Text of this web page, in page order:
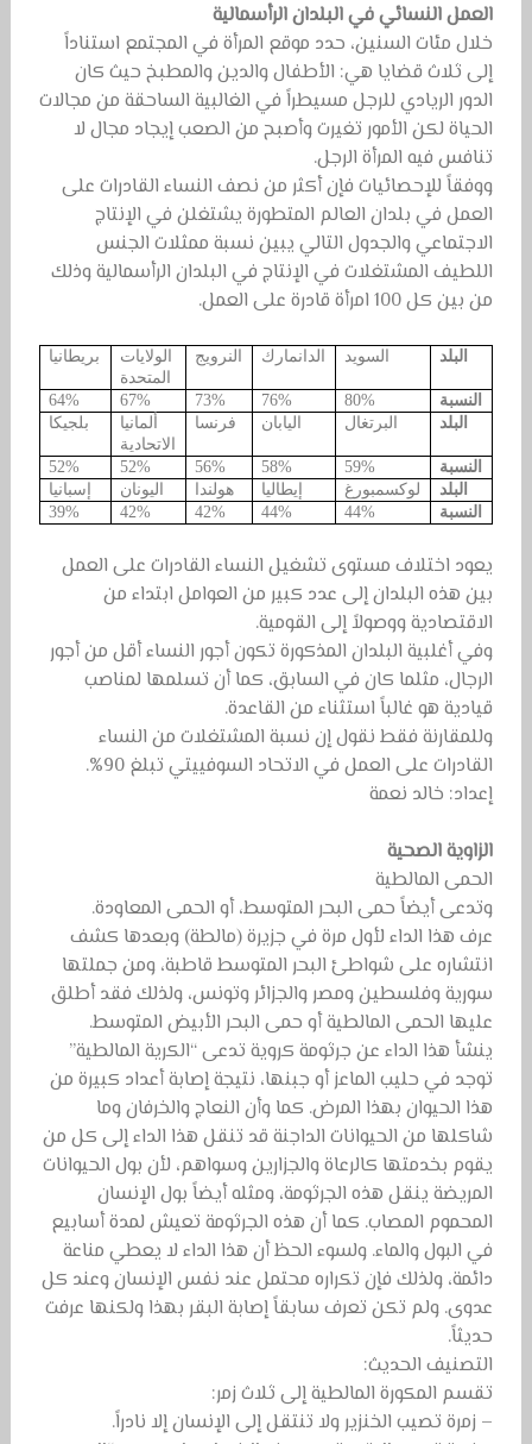
العمل النسائي في البلدان الرأسمالية
خلال مئات السنين، حدد موقع المرأة في المجتمع استناداً
إلى ثلاث قضايا هي: الأطفال والدين والمطبخ حيث كان
الدور الريادي للرجل مسيطراً في الغالبية الساحقة من مجالات
الحياة لكن الأمور تغيرت وأصبح من الصعب إيجاد مجال لا
تنافس فيه المرأة الرجل.
ووفقاً للإحصائيات فإن أكثر من نصف النساء القادرات على
العمل في بلدان العالم المتطورة يشتغلن في الإنتاج
الاجتماعي والجدول التالي يبين نسبة ممثلات الجنس
اللطيف المشتغلات في الإنتاج في البلدان الرأسمالية وذلك
من بين كل 100 امرأة قادرة على العمل.
البلد السويد الدانمارك النرويج
الولايات
المتحدة
بريطانيا
النسبة 80%
76%
73%
67%
64%
البلد
البرتغال اليابان فرنسا
ألمانيا
الاتحادية
بلجيكا
النسبة 59%
58%
56%
52%
52%
البلد
لوكسمبورغ إيطاليا هولندا اليونان
إسبانيا
النسبة
44%
44%
42%
42%
39%
يعود اختلاف مستوى تشغيل النساء القادرات على العمل
بين هذه البلدان إلى عدد كبير من العوامل ابتداء من
الاقتصادية ووصولاً إلى القومية.
وفي أغلبية البلدان المذكورة تكون أجور النساء أقل من أجور
الرجال، مثلما كان في السابق، كما أن تسلمها لمناصب
قيادية هو غالباً استثناء من القاعدة.
وللمقارنة فقط نقول إن نسبة المشتغلات من النساء
القادرات على العمل في الاتحاد السوفييتي تبلغ 90%.
إعداد: خالد نعمة
الزاوية الصحية
الحمى المالطية
وتدعى أيضاً حمى البحر المتوسط، أو الحمى المعاودة.
عرف هذا الداء لأول مرة في جزيرة (مالطة) وبعدها كشف
انتشاره على شواطئ البحر المتوسط قاطبة، ومن جملتها
سورية وفلسطين ومصر والجزائر وتونس، ولذلك فقد أطلق
عليها الحمى المالطية أو حمى البحر الأبيض المتوسط.
ينشأ هذا الداء عن جرثومة كروية تدعى “الكرية المالطية”
توجد في حليب الماعز أو جبنها، نتيجة إصابة أعداد كبيرة من
هذا الحيوان بهذا المرض. كما وأن النعاج والخرفان وما
شاكلها من الحيوانات الداجنة قد تنقل هذا الداء إلى كل من
يقوم بخدمتها كالرعاة والجزارين وسواهم، لأن بول الحيوانات
المريضة ينقل هذه الجرثومة، ومثله أيضاً بول الإنسان
المحموم المصاب. كما أن هذه الجرثومة تعيش لمدة أسابيع
في البول والماء. ولسوء الحظ أن هذا الداء لا يعطي مناعة
دائمة، ولذلك فإن تكراره محتمل عند نفس الإنسان وعند كل
عدوى. ولم تكن تعرف سابقاً إصابة البقر بهذا ولكنها عرفت
حديثاً.
التصنيف الحديث:
تقسم المكورة المالطية إلى ثلاث زمر:
– زمرة تصيب الخنزير ولا تنتقل إلى الإنسان إلا نادراً.